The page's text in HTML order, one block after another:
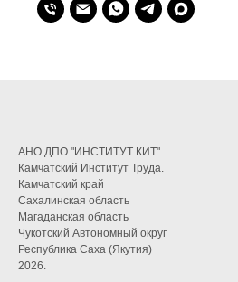
АНО ДПО "ИНСТИТУТ КИТ".
Камчатский Институт Труда.
Камчатский край
Сахалинская область
Магаданская область
Чукотский Автономный округ
Республика Саха (Якутия)
2026.